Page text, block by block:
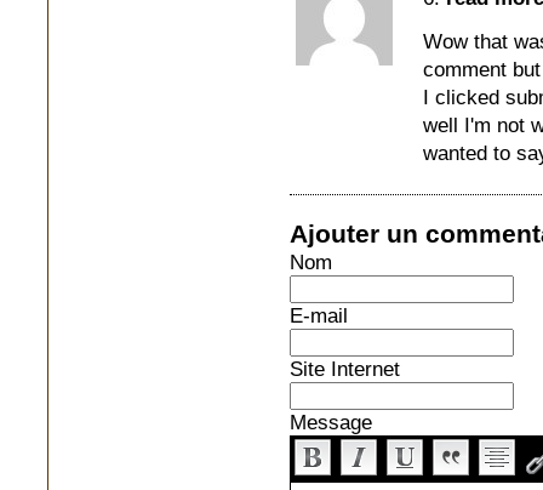
Wow that
comment
I clicked
well I'm not
wanted to
Ajouter un
Nom
E-mail
Site Internet
Message